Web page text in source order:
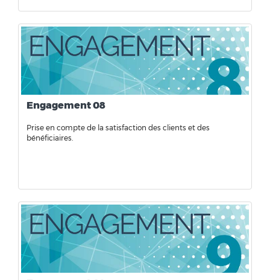
Engagement 08
Prise en compte de la satisfaction des clients et des
bénéficiaires.